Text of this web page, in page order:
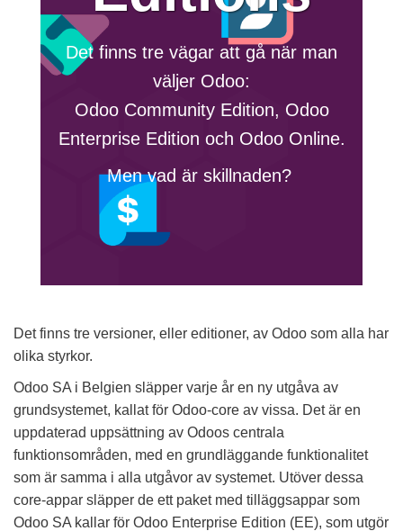
Det finns tre vägar att gå när man
väljer Odoo:
Odoo Community Edition, Odoo
Enterprise Edition och Odoo Online.
Men vad är skillnaden?
Det finns tre versioner, eller editioner, av Odoo som alla har
olika styrkor.
Odoo SA i Belgien släpper varje år en ny utgåva av
grundsystemet, kallat för Odoo-core av vissa. Det är en
uppdaterad uppsättning av Odoos centrala
funktionsområden, med en grundläggande funktionalitet
som är samma i alla utgåvor av systemet. Utöver dessa
core-appar släpper de ett paket med tilläggsappar som
Odoo SA kallar för Odoo Enterprise Edition (EE), som utgör